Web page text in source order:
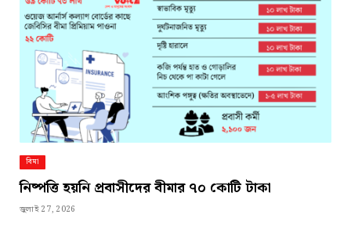
বিমা
নিষ্পত্তি হয়নি প্রবাসীদের বীমার ৭০ কোটি টাকা
জুলাই 27, 2026